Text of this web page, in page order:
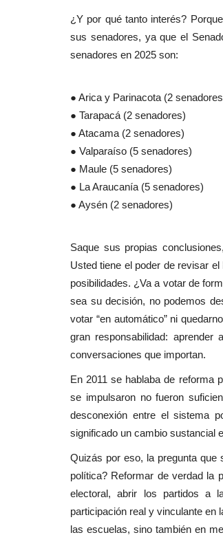
¿Y por qué tanto interés?
sus senadores, ya que el
senadores en 2025 son:
● Arica y Parinacota (2
● Tarapacá (2 senadores)
● Atacama (2 senadores)
● Valparaíso (5 senadores)
● Maule (5 senadores)
● La Araucanía (5 senadores)
● Aysén (2 senadores)
Saque sus propias
Usted tiene el poder de revisar
posibilidades. ¿Va a votar de
sea su decisión, no podemos
votar “en automático” ni
gran responsabilidad:
conversaciones que importan.
En 2011 se hablaba de reforma
se impulsaron no fueron
desconexión entre el sistema
significado un cambio sustancial
Quizás por eso, la pregunta que
política? Reformar de verdad la
electoral, abrir los partidos a
participación real y vinculante en
las escuelas, sino también en